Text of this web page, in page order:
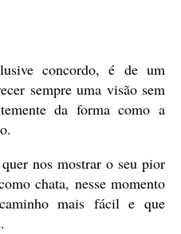
concordo, é de um
sempre uma visão sem
da forma como a
nos mostrar o seu pior
chata, nesse momento
mais fácil e que